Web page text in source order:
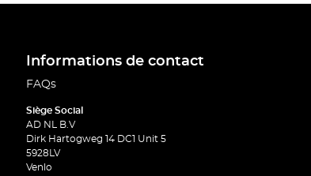
Informations de contact
FAQs
Siège Social
AD NL B.V
Dirk Hartogweg 14 DC1 Unit 5
5928LV
Venlo